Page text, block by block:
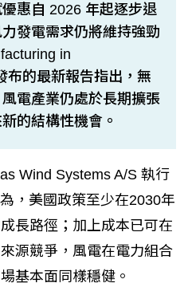
惠自 2026 年起逐步退
發電需求仍將維持強勁
in
布的最新報告指出，無
電產業仍處於長期擴張
的結構性機會。
Wind Systems A/S 執行
，美國政策至少在2030年
長路徑；加上成本已可在
源競爭，風電在電力組合
基本面同樣穩健。